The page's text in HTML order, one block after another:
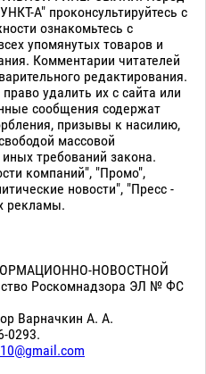
А" проконсультируйтесь с
ознакомьтесь с
упомянутых товаров и
Комментарии читателей
редактирования.
удалить их с сайта или
сообщения содержат
призывы к насилию,
массовой
требований закона.
компаний", "Промо",
новости", "Пресс -
рекламы.
НОВОСТНОЙ
Роскомнадзора ЭЛ № ФС
Варначкин А. А.
0293.